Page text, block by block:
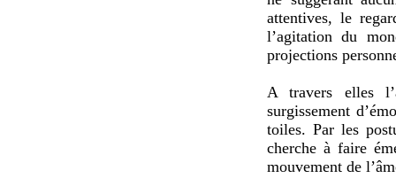
attentives, le
l’agitation du
projections
A travers elles
surgissement
toiles. Par les
cherche à faire
mouvement de